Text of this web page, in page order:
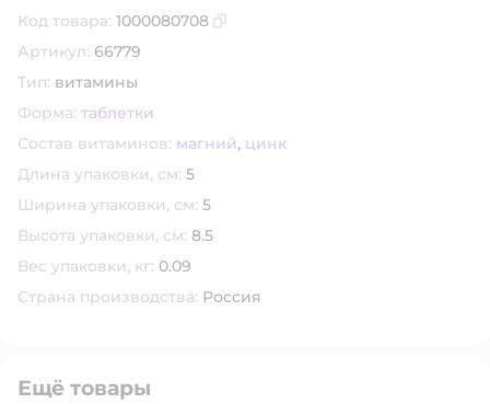
Код товара: 1000080708
Артикул: 66779
Тип: витамины
Форма: таблетки
Состав витаминов: магний, цинк
Длина упаковки, см: 5
Ширина упаковки, см: 5
Высота упаковки, см: 8.5
Вес упаковки, кг: 0.09
Страна производства: Россия
Ещё товары